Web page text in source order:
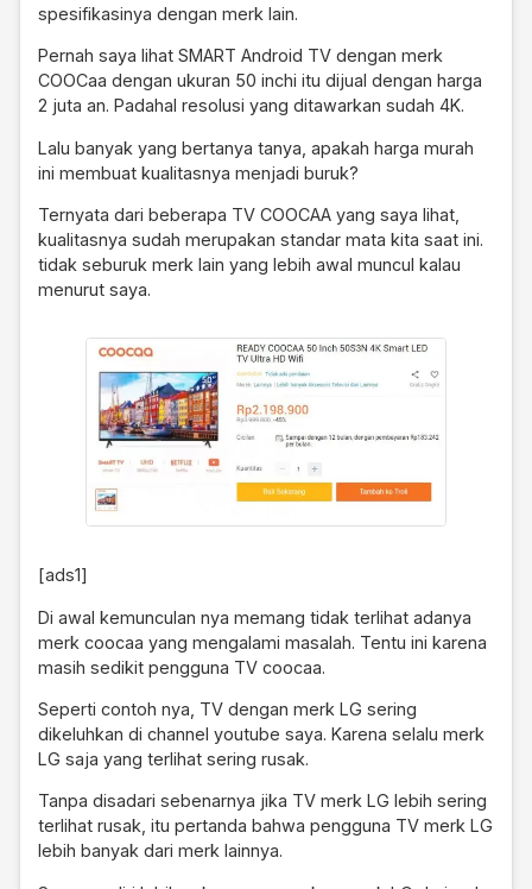
spesifikasinya dengan merk lain.
Pernah saya lihat SMART Android TV dengan merk
COOCaa dengan ukuran 50 inchi itu dijual dengan harga
2 juta an. Padahal resolusi yang ditawarkan sudah 4K.
Lalu banyak yang bertanya tanya, apakah harga murah
ini membuat kualitasnya menjadi buruk?
Ternyata dari beberapa TV COOCAA yang saya lihat,
kualitasnya sudah merupakan standar mata kita saat ini.
tidak seburuk merk lain yang lebih awal muncul kalau
menurut saya.
[ads1]
Di awal kemunculan nya memang tidak terlihat adanya
merk coocaa yang mengalami masalah. Tentu ini karena
masih sedikit pengguna TV coocaa.
Seperti contoh nya, TV dengan merk LG sering
dikeluhkan di channel youtube saya. Karena selalu merk
LG saja yang terlihat sering rusak.
Tanpa disadari sebenarnya jika TV merk LG lebih sering
terlihat rusak, itu pertanda bahwa pengguna TV merk LG
lebih banyak dari merk lainnya.